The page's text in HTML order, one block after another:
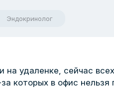
Эндокринолог
удаленке, сейчас
которых в офис